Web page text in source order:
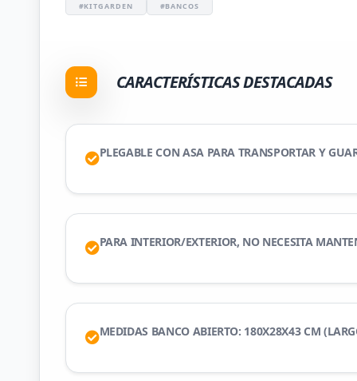
#KITGARDEN #BANCOS
CARACTERÍSTICAS DESTACADAS
PLEGABLE CON ASA PARA TRANSPORTAR Y
PARA INTERIOR/EXTERIOR, NO NECESITA
MEDIDAS BANCO ABIERTO: 180X28X43 CM